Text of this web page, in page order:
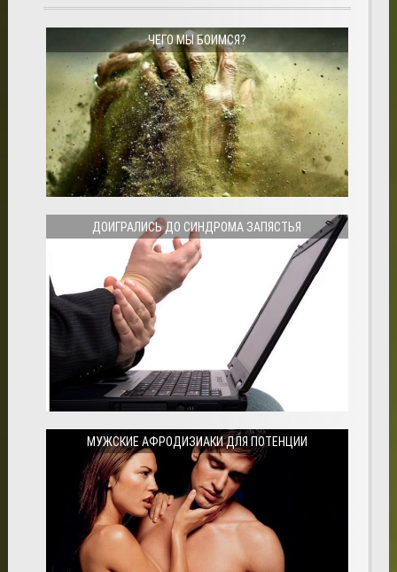
ЧЕГО МЫ БОИМСЯ?
ДОИГРАЛИСЬ ДО СИНДРОМА ЗАПЯСТЬЯ
МУЖСКИЕ АФРОДИЗИАКИ ДЛЯ ПОТЕНЦИИ